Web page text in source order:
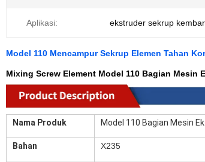
Aplikasi: ekstruder sekrup kembar
Model 110 Mencampur Sekrup Elemen Tahan
Mixing Screw Element Model 110 Bagian Mesin
Nama Produk Model 110 Bagian Mesin
Bahan X235